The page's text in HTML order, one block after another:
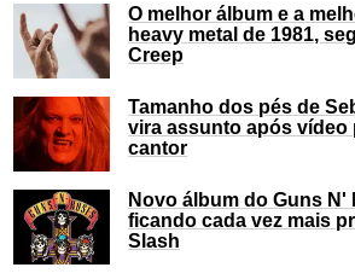
O melhor álbum e a
heavy metal de 1981,
Creep
Tamanho dos pés de
vira assunto após vídeo
cantor
Novo álbum do Guns N'
ficando cada vez mais
Slash